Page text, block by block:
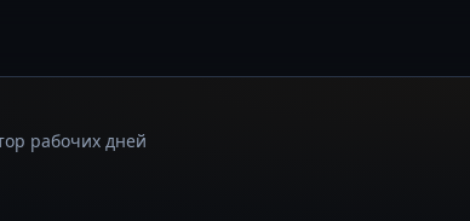
рабочих дней